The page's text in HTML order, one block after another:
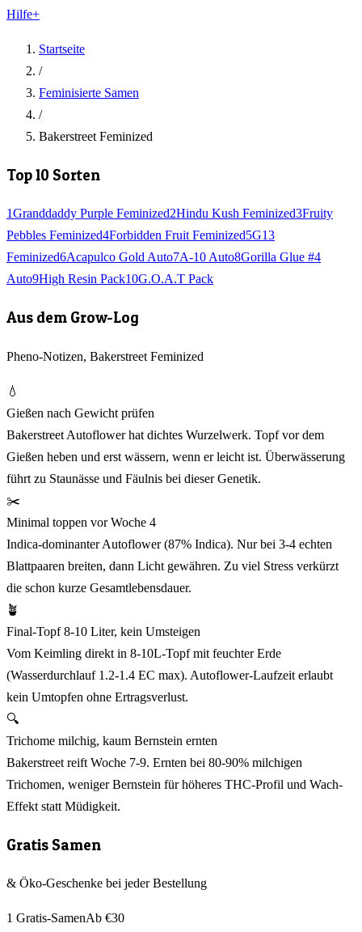
Hilfe+
Startseite
/
Feminisierte Samen
/
Bakerstreet Feminized
Top 10 Sorten
1Granddaddy Purple Feminized2Hindu Kush Feminized3Fruity
Pebbles Feminized4Forbidden Fruit Feminized5G13
Feminized6Acapulco Gold Auto7A-10 Auto8Gorilla Glue #4
Auto9High Resin Pack10G.O.A.T Pack
Aus dem Grow-Log
Pheno-Notizen, Bakerstreet Feminized
💧
Gießen nach Gewicht prüfen
Bakerstreet Autoflower hat dichtes Wurzelwerk. Topf vor dem
Gießen heben und erst wässern, wenn er leicht ist. Überwässerung
führt zu Staunässe und Fäulnis bei dieser Genetik.
✂️
Minimal toppen vor Woche 4
Indica-dominanter Autoflower (87% Indica). Nur bei 3-4 echten
Blattpaaren breiten, dann Licht gewähren. Zu viel Stress verkürzt
die schon kurze Gesamtlebensdauer.
🪴
Final-Topf 8-10 Liter, kein Umsteigen
Vom Keimling direkt in 8-10L-Topf mit feuchter Erde
(Wasserdurchlauf 1.2-1.4 EC max). Autoflower-Laufzeit erlaubt
kein Umtopfen ohne Ertragsverlust.
🔍
Trichome milchig, kaum Bernstein ernten
Bakerstreet reift Woche 7-9. Ernten bei 80-90% milchigen
Trichomen, weniger Bernstein für höheres THC-Profil und Wach-
Effekt statt Müdigkeit.
Gratis Samen
& Öko-Geschenke bei jeder Bestellung
1 Gratis-SamenAb €30